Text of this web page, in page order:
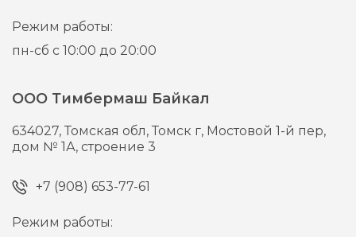
Режим работы:
пн-сб с 10:00 до 20:00
ООО Тимбермаш Байкал
634027,Томская обл, Томск г, Мостовой 1-й пер,
дом № 1А, строение 3
+7 (908) 653-77-61
Режим работы: